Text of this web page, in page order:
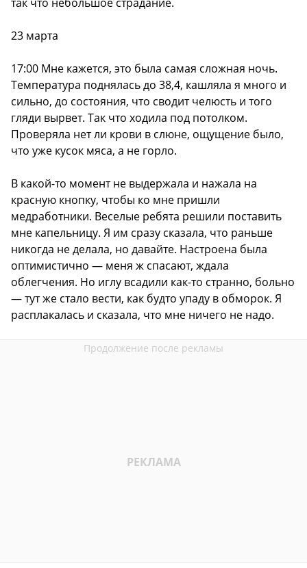
23 марта
17:00 Мне кажется, это была самая сложная ночь.
Температура поднялась до 38,4, кашляла я много и
сильно, до состояния, что сводит челюсть и того
гляди вырвет. Так что ходила под потолком.
Проверяла нет ли крови в слюне, ощущение было,
что уже кусок мяса, а не горло.
В какой-то момент не выдержала и нажала на
красную кнопку, чтобы ко мне пришли
медработники. Веселые ребята решили поставить
мне капельницу. Я им сразу сказала, что раньше
никогда не делала, но давайте. Настроена была
оптимистично — меня ж спасают, ждала
облегчения. Но иглу всадили как-то странно, больно
— тут же стало вести, как будто упаду в обморок. Я
расплакалась и сказала, что мне ничего не надо.